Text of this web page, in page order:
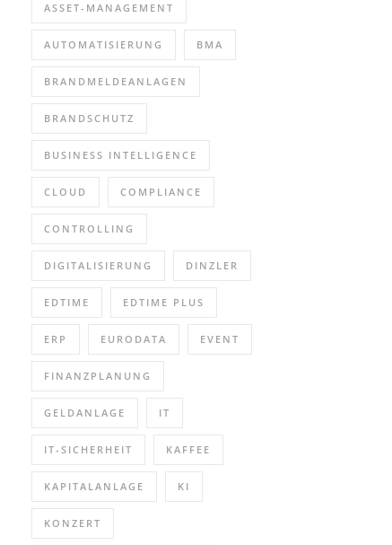
Vom Kollegen zum Vorgesetzten (Seminar | Düsseldorf)
ASSET-MANAGEMENT
AUTOMATISIERUNG BMA
BRANDMELDEANLAGEN
BRANDSCHUTZ
BUSINESS INTELLIGENCE
CLOUD COMPLIANCE
CONTROLLING
DIGITALISIERUNG DINZLER
EDTIME EDTIME PLUS
ERP EURODATA EVENT
FINANZPLANUNG
GELDANLAGE IT
IT-SICHERHEIT KAFFEE
KAPITALANLAGE KI
KONZERT